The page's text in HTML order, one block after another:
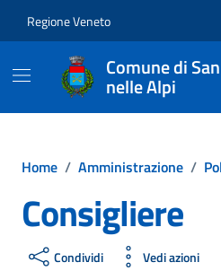
Regione Veneto
Comune di
nelle Alpi
Home / Amministrazione /
Consigliere
Condividi Vedi azioni